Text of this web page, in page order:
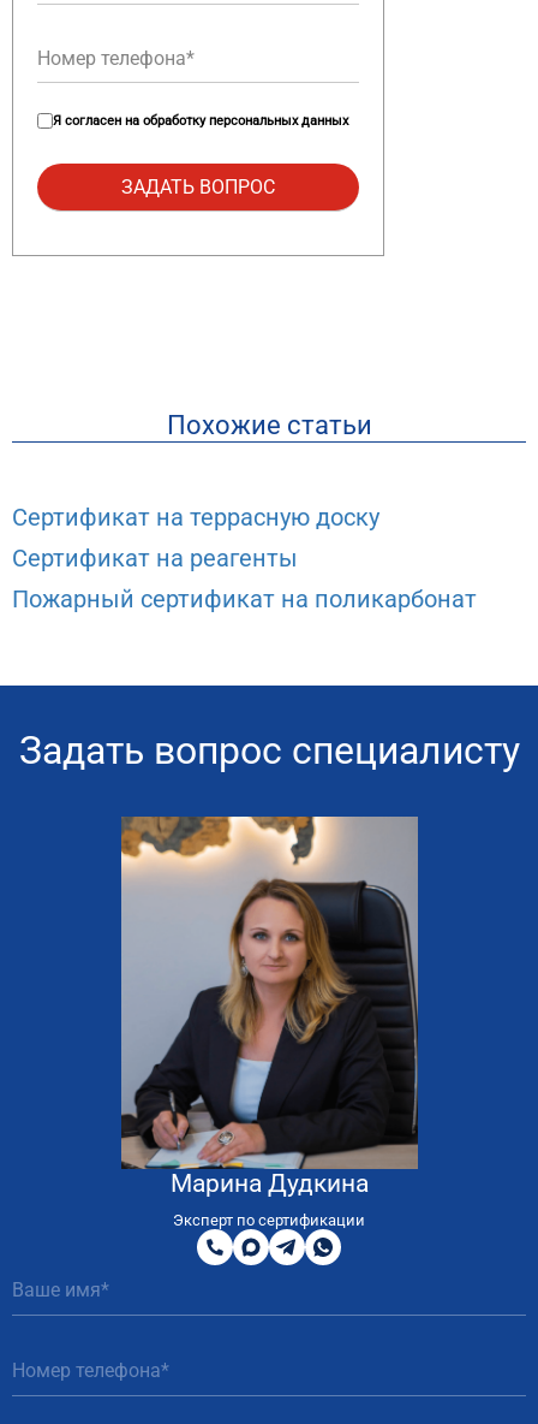
Я согласен на обработку персональных данных
Похожие статьи
Сертификат на террасную доску
Сертификат на реагенты
Пожарный сертификат на поликарбонат
Задать вопрос специалисту
Марина Дудкина
Эксперт по сертификации
8
800
200
51
MAXTelegram
WhatsApp